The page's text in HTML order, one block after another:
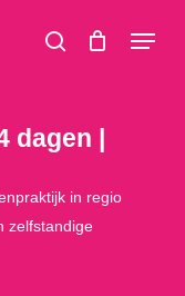
search
Menu
dagen |
in regio
zelfstandige